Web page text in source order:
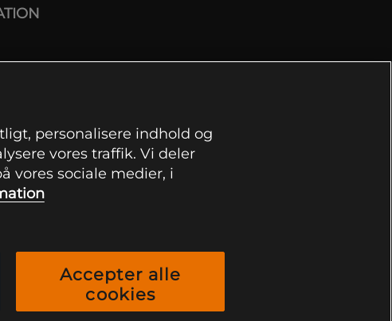
personalisere indhold og
vores traffik. Vi deler
vores sociale medier, i
Accepter alle
cookies